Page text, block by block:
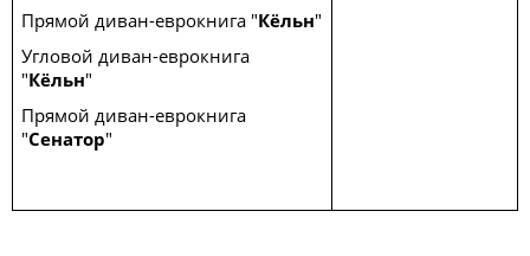
Прямой диван-еврокнига "Кёльн"
Угловой диван-еврокнига
"Кёльн"
Прямой диван-еврокнига
"Сенатор"